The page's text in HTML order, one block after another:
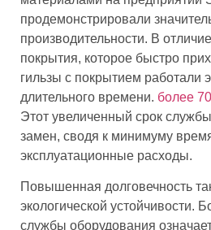
продемонстрировали
производительности. В
покрытия, которое быстро
гильзы с покрытием работали
длительного времени. более
Этот увеличенный срок
замен, сводя к минимуму
эксплуатационные расходы.
Повышенная долговечность
экологической устойчивости.
службы оборудования